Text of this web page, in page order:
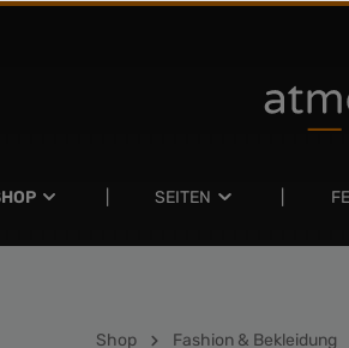
SEITEN
Shop Fashion & Bekleidung